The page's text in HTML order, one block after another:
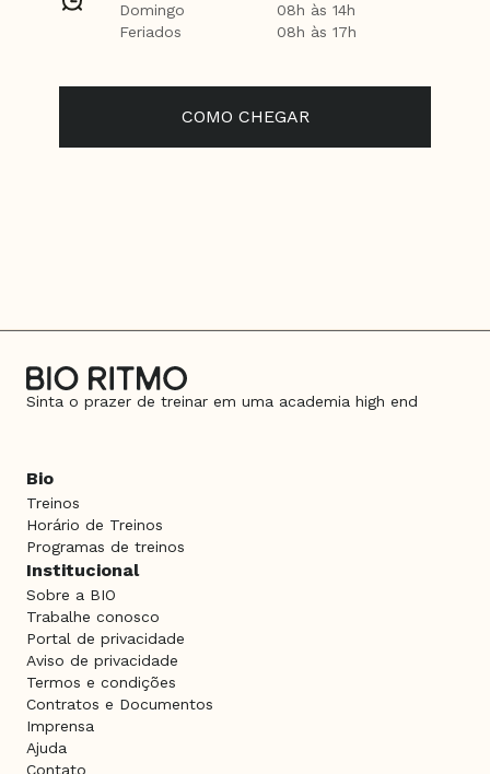
Domingo
Feriados
08h às 14h
08h às 17h
COMO CHEGAR
Sinta o prazer de treinar em uma academia high end
Bio
Treinos
Horário de Treinos
Programas de treinos
Institucional
Sobre a BIO
Trabalhe conosco
Portal de privacidade
Aviso de privacidade
Termos e condições
Contratos e Documentos
Imprensa
Ajuda
Contato